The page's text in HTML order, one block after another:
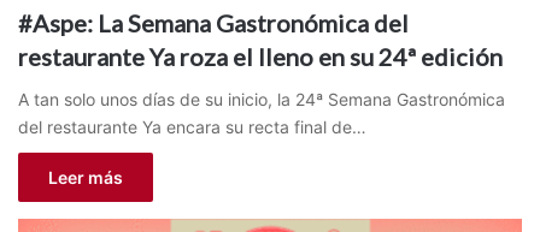
#Aspe: La Semana Gastronómica del
restaurante Ya roza el lleno en su 24ª edición
A tan solo unos días de su inicio, la 24ª Semana Gastronómica
del restaurante Ya encara su recta final de…
Leer más